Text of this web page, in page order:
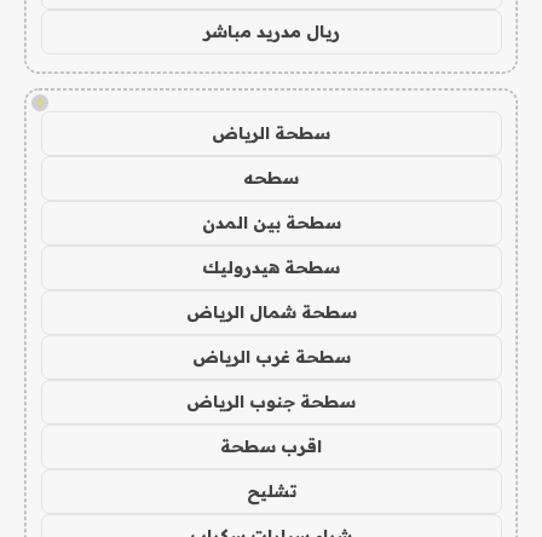
ريال مدريد مباشر
!
سطحة الرياض
سطحه
سطحة بين المدن
سطحة هيدروليك
سطحة شمال الرياض
سطحة غرب الرياض
سطحة جنوب الرياض
اقرب سطحة
تشليح